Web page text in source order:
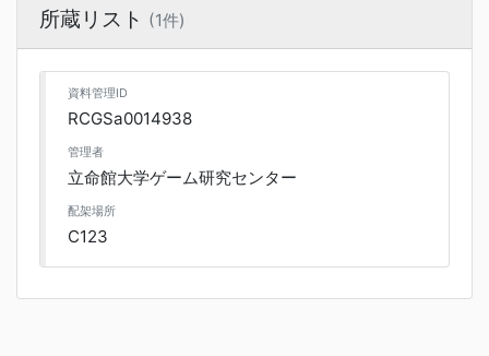
所蔵リスト (1件)
資料管理ID
RCGSa0014938
管理者
立命館大学ゲーム研究センター
配架場所
C123